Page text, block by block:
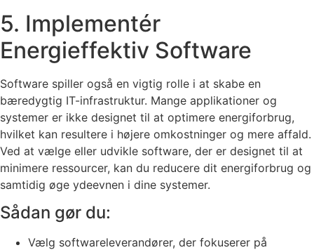
5. Implementér
Energieffektiv Software
Software spiller også en vigtig rolle i at skabe en
bæredygtig IT-infrastruktur. Mange applikationer og
systemer er ikke designet til at optimere energiforbrug,
hvilket kan resultere i højere omkostninger og mere affald.
Ved at vælge eller udvikle software, der er designet til at
minimere ressourcer, kan du reducere dit energiforbrug og
samtidig øge ydeevnen i dine systemer.
Sådan gør du:
Vælg softwareleverandører, der fokuserer på